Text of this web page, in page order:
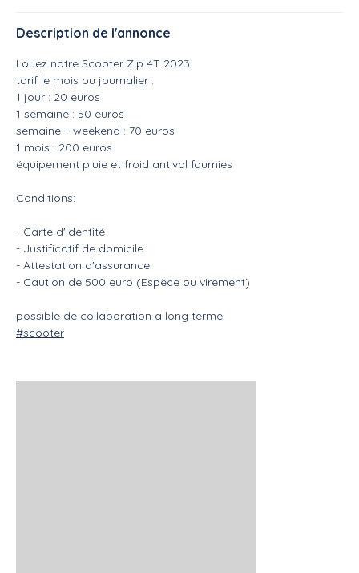
Description de l'annonce
Louez notre Scooter Zip 4T 2023
tarif le mois ou journalier :
1 jour : 20 euros
1 semaine : 50 euros
semaine + weekend : 70 euros
1 mois : 200 euros
équipement pluie et froid antivol fournies
Conditions:
- Carte d'identité
- Justificatif de domicile
- Attestation d'assurance
- Caution de 500 euro (Espèce ou virement)
possible de collaboration a long terme
#scooter